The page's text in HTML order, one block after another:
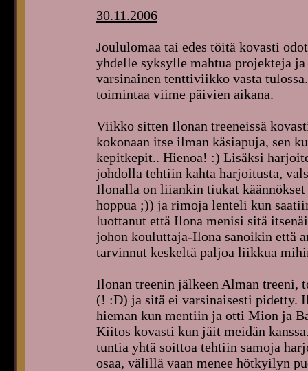
30.11.2006
Joululomaa tai edes töitä kovasti
yhdelle syksylle mahtua projekteja
varsinainen tenttiviikko vasta
toimintaa viime päivien aikana.
Viikko sitten Ilonan treeneissä
kokonaan itse ilman käsiapuja, sen
kepitkepit.. Hienoa! :) Lisäksi
johdolla tehtiin kahta harjoitusta,
Ilonalla on liiankin tiukat
hoppua ;)) ja rimoja lenteli kun
luottanut että Ilona menisi sitä
johon kouluttaja-Ilona sanoikin että
tarvinnut keskeltä paljoa liikkua
Ilonan treenin jälkeen Alman treeni,
(! :D) ja sitä ei varsinaisesti pidetty.
hieman kun mentiin ja otti Mion ja
Kiitos kovasti kun jäit meidän
tuntia yhtä soittoa tehtiin samoja
osaa, välillä vaan menee hötkyilyn